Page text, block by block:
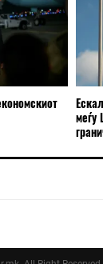
меѓу